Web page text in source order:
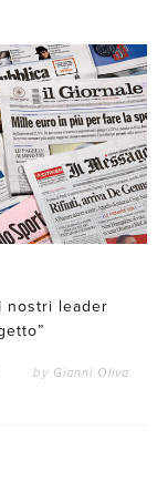
nostri leader
by Gianni Oliva